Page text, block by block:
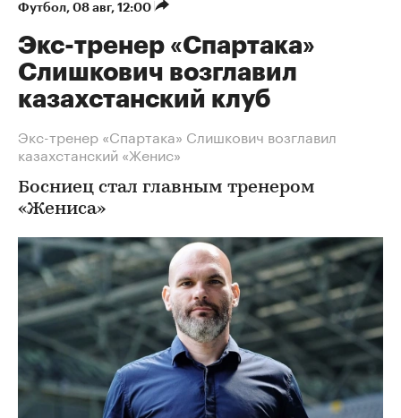
Футбол 08 авг, 12:00
Экс-тренер «Спартака»
Слишкович возглавил
казахстанский клуб
Экс-тренер «Спартака» Слишкович возглавил
казахстанский «Женис»
Босниец стал главным тренером
«Жениса»